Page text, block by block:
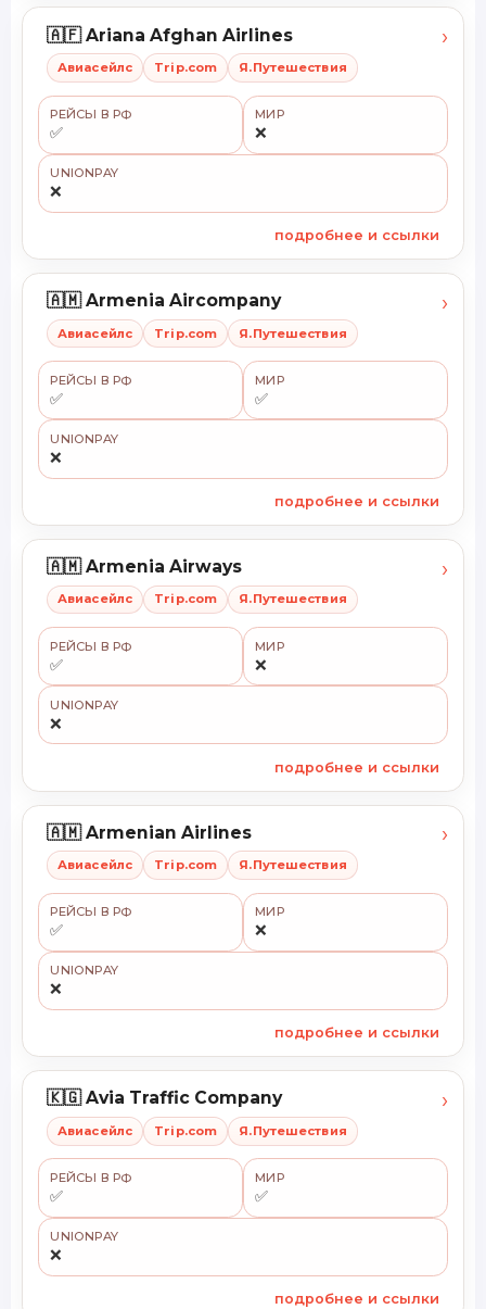
🇦🇫 Ariana Afghan Airlines
Авиасейлс Trip.com Я.Путешествия
›
РЕЙСЫ В РФ
✅
МИР
❌
UNIONPAY
❌
подробнее и ссылки
🇦🇲 Armenia Aircompany
Авиасейлс Trip.com Я.Путешествия
›
РЕЙСЫ В РФ
✅
МИР
✅
UNIONPAY
❌
подробнее и ссылки
🇦🇲 Armenia Airways
Авиасейлс Trip.com Я.Путешествия
›
РЕЙСЫ В РФ
✅
МИР
❌
UNIONPAY
❌
подробнее и ссылки
🇦🇲 Armenian Airlines
Авиасейлс Trip.com Я.Путешествия
›
РЕЙСЫ В РФ
✅
МИР
❌
UNIONPAY
❌
подробнее и ссылки
🇰🇬 Avia Traffic Company
Авиасейлс Trip.com Я.Путешествия
›
РЕЙСЫ В РФ
✅
МИР
✅
UNIONPAY
❌
подробнее и ссылки